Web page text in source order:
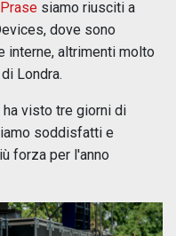
Prase siamo riusciti a
dove sono
altrimenti molto
Londra.
visto tre giorni di
soddisfatti e
forza per l'anno